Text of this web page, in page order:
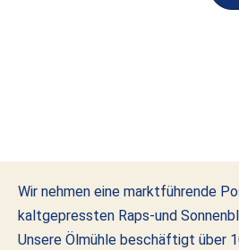
Wir nehmen eine marktführende
kaltgepressten Raps-und
Unsere Ölmühle beschäftigt über